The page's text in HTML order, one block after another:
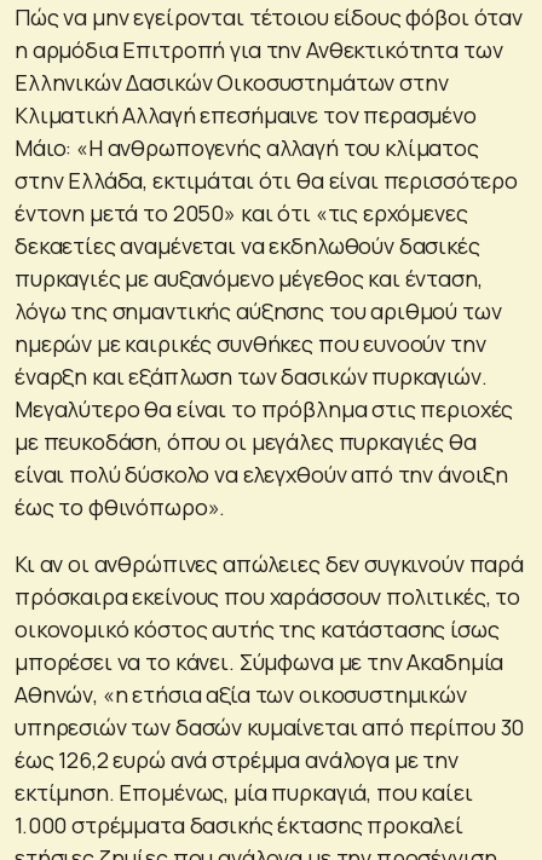
Πώς να μην εγείρονται τέτοιου είδους φόβοι όταν
η αρμόδια Επιτροπή για την Ανθεκτικότητα των
Ελληνικών Δασικών Οικοσυστημάτων στην
Κλιματική Αλλαγή επεσήμαινε τον περασμένο
Μάιο: «Η ανθρωπογενής αλλαγή του κλίματος
στην Ελλάδα, εκτιμάται ότι θα είναι περισσότερο
έντονη μετά το 2050» και ότι «τις ερχόμενες
δεκαετίες αναμένεται να εκδηλωθούν δασικές
πυρκαγιές με αυξανόμενο μέγεθος και ένταση,
λόγω της σημαντικής αύξησης του αριθμού των
ημερών με καιρικές συνθήκες που ευνοούν την
έναρξη και εξάπλωση των δασικών πυρκαγιών.
Μεγαλύτερο θα είναι το πρόβλημα στις περιοχές
με πευκοδάση, όπου οι μεγάλες πυρκαγιές θα
είναι πολύ δύσκολο να ελεγχθούν από την άνοιξη
έως το φθινόπωρο».
Κι αν οι ανθρώπινες απώλειες δεν συγκινούν παρά
πρόσκαιρα εκείνους που χαράσσουν πολιτικές, το
οικονομικό κόστος αυτής της κατάστασης ίσως
μπορέσει να το κάνει. Σύμφωνα με την Ακαδημία
Αθηνών, «η ετήσια αξία των οικοσυστημικών
υπηρεσιών των δασών κυμαίνεται από περίπου 30
έως 126,2 ευρώ ανά στρέμμα ανάλογα με την
εκτίμηση. Επομένως, μία πυρκαγιά, που καίει
1.000 στρέμματα δασικής έκτασης προκαλεί